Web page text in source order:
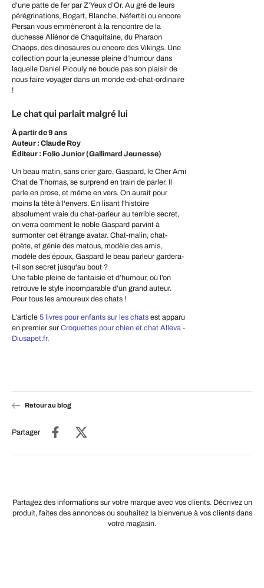
d’une patte de fer par Z’Yeux d’Or. Au gré de leurs
pérégrinations, Bogart, Blanche, Néfertiti ou encore
Persan vous emmèneront à la rencontre de la
duchesse Aliénor de Chaquitaine, du Pharaon
Chaops, des dinosaures ou encore des Vikings. Une
collection pour la jeunesse pleine d’humour dans
laquelle Daniel Picouly ne boude pas son plaisir de
nous faire voyager dans un monde ext-chat-ordinaire
!
Le chat qui parlait malgré lui
À partir de 9 ans
Auteur : Claude Roy
Éditeur : Folio Junior (Gallimard Jeunesse)
Un beau matin, sans crier gare, Gaspard, le Cher Ami
Chat de Thomas, se surprend en train de parler. Il
parle en prose, et même en vers. On aurait pour
moins la tête à l'envers. En lisant l'histoire
absolument vraie du chat-parleur au terrible secret,
on verra comment le noble Gaspard parvint à
surmonter cet étrange avatar. Chat-malin, chat-
poète, et génie des matous, modèle des amis,
modèle des époux, Gaspard le beau parleur gardera-
t-il son secret jusqu'au bout ?
Une fable pleine de fantaisie et d’humour, où l’on
retrouve le style incomparable d’un grand auteur.
Pour tous les amoureux des chats !
L’article 5 livres pour enfants sur les chats est apparu
en premier sur Croquettes pour chien et chat Alleva -
Diusapet.fr.
Retour au blog
Partager
Partagez des informations sur votre marque avec vos clients. Décrivez un
produit, faites des annonces ou souhaitez la bienvenue à vos clients dans
votre magasin.